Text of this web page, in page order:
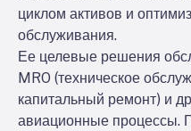
циклом активов и
обслуживания.
Ее целевые решения
MRO (техническое
капитальный ремонт) и
авиационные процессы.